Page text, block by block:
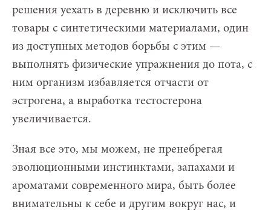
решения уехать в деревню и исключить все
товары с синтетическими материалами, один
из доступных методов борьбы с этим —
выполнять физические упражнения до пота, с
ним организм избавляется отчасти от
эстрогена, а выработка тестостерона
увеличивается.
Зная все это, мы можем, не пренебрегая
эволюционными инстинктами, запахами и
ароматами современного мира, быть более
внимательны к себе и другим вокруг нас, и